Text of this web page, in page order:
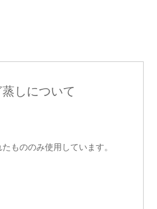
しについて
もののみ使用しています。